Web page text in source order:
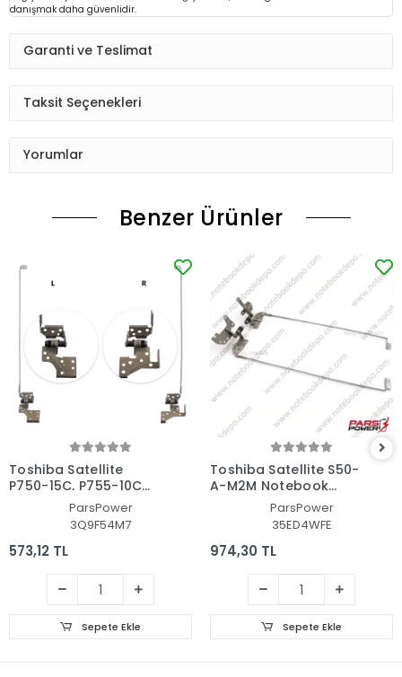
danışmak daha güvenlidir.
Garanti ve Teslimat
Taksit Seçenekleri
Yorumlar
Benzer Ürünler
Toshiba Satellite
P750-15C, P755-10C
Menteşe SetiParsPower
3Q9F54M7
573,12 TL
Sepete Ekle
Toshiba Satellite S50-
A-M2M Notebook
Uyumlu Menteşe
ParsPower
35ED4WFE
974,30 TL
Sepete Ekle